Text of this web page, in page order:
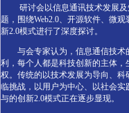
研讨会以信息通讯技术发展及
题，围绕Web2.0、开源软件、微
新2.0模式进行了深度探讨。
与会专家认为，信息通信技术
利，每个人都是科技创新的主体
权。传统的以技术发展为导向、
临挑战，以用户为中心、以社会
与的创新2.0模式正在逐步显现。